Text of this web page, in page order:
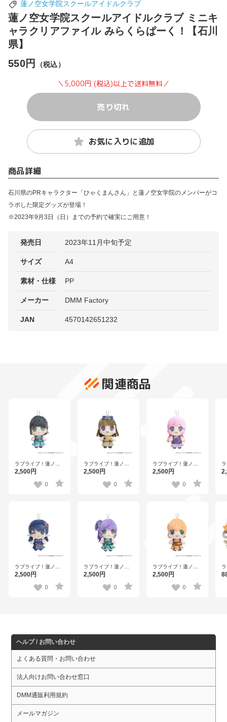
蓮ノ空女学院スクールアイドルクラブ
蓮ノ空女学院スクールアイドルクラブ ミニキ
ャラクリアファイル みらくらぱーく！【石川
県】
550円
（税込）
＼5,000円 (税込)以上で送料無料／
売り切れ
お気に入りに追加
商品詳細
石川県のPRキャラクター「ひゃくまんさん」と蓮ノ空女学院のメンバーがコ
ラボした限定グッズが登場！
※2023年9月3日（日）までの予約で確実にご用意！
発売日 2023年11月中旬予定
サイズ A4
素材・仕様 PP
メーカー DMM Factory
JAN 4570142651232
関連商品
ラブライブ！蓮ノ空
女学院スクールアイ
ラボ第三弾 ぽけっこ
（ぬいぐるみマスコ
2,500円
0
ラブライブ！蓮ノ空
女学院スクールアイ
ラボ第三弾 ぽけっこ
（ぬいぐるみマスコ
2,500円
0
ラブライブ！蓮ノ空
女学院スクールアイ
ラボ第三弾 ぽけっこ
（ぬいぐるみマスコ
2,500円
0
ラブライブ！蓮ノ空
女学院スクールアイ
ラボ第三弾 ぽけっこ
（ぬいぐるみマスコ
2,500円
0
ラブライブ！蓮ノ空
女学院スクールアイ
ラボ第三弾 ぽけっこ
（ぬいぐるみマスコ
2,500円
0
ラブライブ！蓮ノ空
女学院スクールアイ
ラボ第三弾 ぽけっこ
（ぬいぐるみマスコ
2,500円
0
ヘルプ / お問い合わせ
よくある質問・お問い合わせ
法人向けお問い合わせ窓口
DMM通販利用規約
メールマガジン